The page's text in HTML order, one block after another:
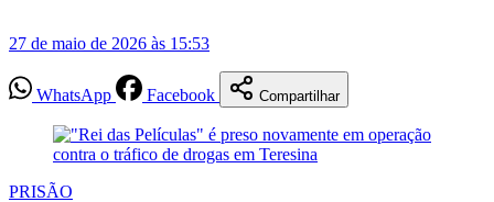
27 de maio de 2026 às 15:53
WhatsApp Facebook Compartilhar
PRISÃO